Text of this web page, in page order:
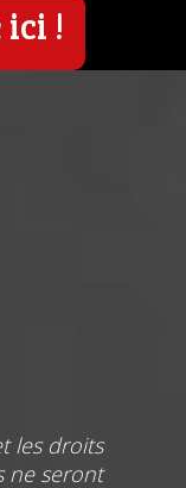
!
les droits
ne seront